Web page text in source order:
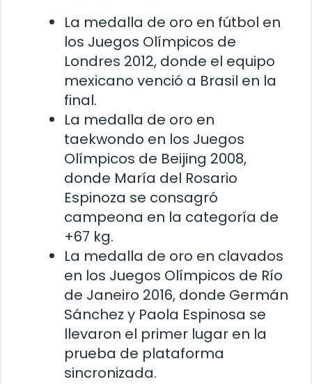
La medalla de oro en fútbol en
los Juegos Olímpicos de
Londres 2012, donde el equipo
mexicano venció a Brasil en la
final.
La medalla de oro en
taekwondo en los Juegos
Olímpicos de Beijing 2008,
donde María del Rosario
Espinoza se consagró
campeona en la categoría de
+67 kg.
La medalla de oro en clavados
en los Juegos Olímpicos de Río
de Janeiro 2016, donde Germán
Sánchez y Paola Espinosa se
llevaron el primer lugar en la
prueba de plataforma
sincronizada.